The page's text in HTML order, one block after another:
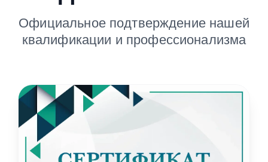
Официальное подтверждение нашей
квалификации и профессионализма